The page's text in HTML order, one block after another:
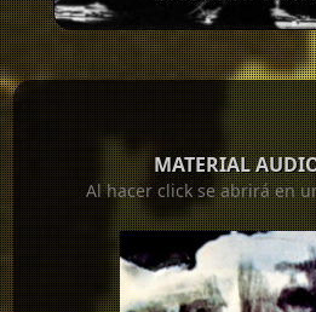
MATERIAL
Al hacer click se abrirá en